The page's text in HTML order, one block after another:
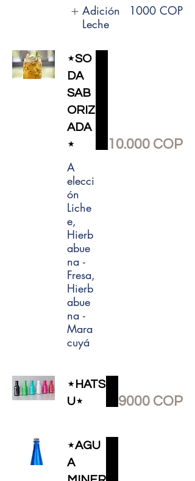
Adición
Leche
1000 COP
⋆SO
DA
SAB
ORIZ
ADA
⋆
A
elecci
ón
Liche
e,
Hierb
abue
na -
Fresa,
Hierb
abue
na -
Mara
cuyá
10.000 COP
⋆HATS
U⋆
9000 COP
⋆AGU
A